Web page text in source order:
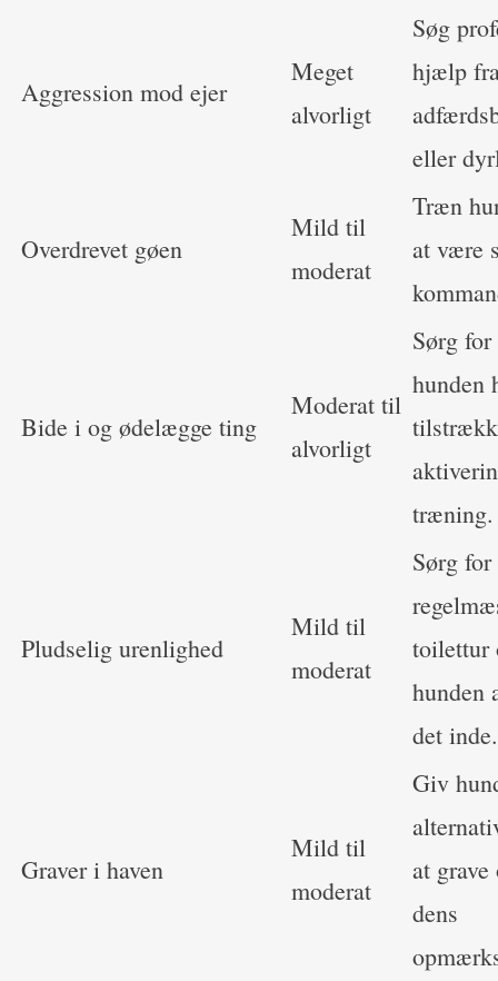
Aggression mod ejer
Meget
alvorligt
Søg
hjælp
eller
Overdrevet gøen
Mild til
moderat
Træn
at være
Bide i og ødelægge ting
Moderat til
alvorligt
Sørg for
hunden
træning.
Pludselig urenlighed
Mild til
moderat
Sørg for
toilettur
hunden
det inde.
Graver i haven
Mild til
moderat
Giv
at
dens